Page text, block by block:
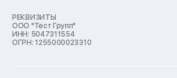
Ремонт морозильных камер
Ремонт отпаривателей
Ремонт плоттеров
РЕКВИЗИТЫ
ООО "Тест Групп"
ИНН: 5047311554
ОГРН: 1255000023310